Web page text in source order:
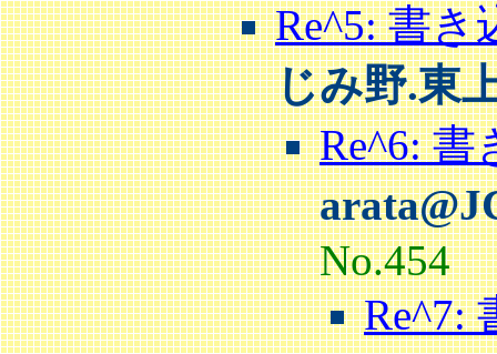
Re^5: 書
じみ野.東
Re^6:
No.454
Re^7: